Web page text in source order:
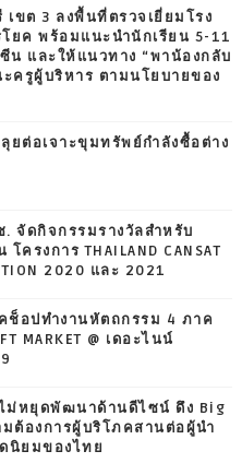
ขต 3 ลงพื้นที่ตรวจเยี่ยมโรง
โยค พร้อมแนะนำนักเรียน 5-11
น และให้แนวทาง “พาน้องกลับ
ครูผู้บริหาร ตามนโยบายของ
ยต่อเจาะขุมทรัพย์กำลังซื้อต่าง
จัดกิจกรรมรางวัลสำหรับ
ครงการ THAILAND CANSAT
2020 และ 2021
ช็อปทำงานหัตถกรรม 4 ภาค
MARKET @ เดอะไนน์
ม่หยุดพัฒนาด้านดีไซน์ ดึง Big
ต้องการผู้บริโภคสานต่อผู้นำ
นิยมของไทย